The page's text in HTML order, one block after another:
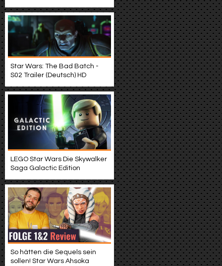
Star Wars: The Bad Batch -
S02 Trailer (Deutsch) HD
LEGO Star Wars Die Skywalker
Saga Galactic Edition
So hätten die Sequels sein
sollen! Star Wars Ahsoka